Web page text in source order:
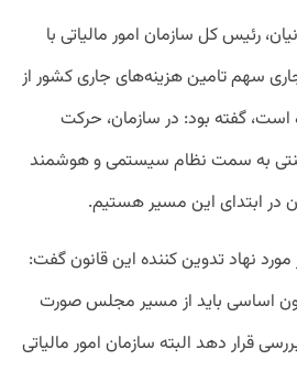
رئیس کل سازمان امور مالیاتی با
سهم تامین هزینه‌های جاری کشور از
رسیده‌ است، گفته بود: در سازمان، حرکت
سنتی به سمت نظام سیستمی و هوشمند
در ابتدای این مسیر هستیم.
نهاد تدوین کننده این قانون گفت:
طبق اصل ۵۱ قانون اساسی باید از مسیر مجلس صورت
قرار دهد البته سازمان امور مالیاتی